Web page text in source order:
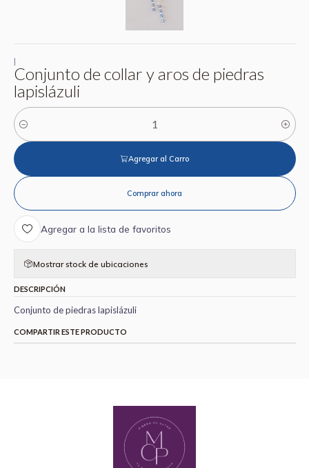
Conjunto de collar y aros de piedras
lapislázuli
Cantidad
Agregar al Carro
Comprar ahora
Agregar a la lista de favoritos
Mostrar stock de ubicaciones
DESCRIPCIÓN
Conjunto de piedras lapislázuli
COMPARTIR ESTE PRODUCTO